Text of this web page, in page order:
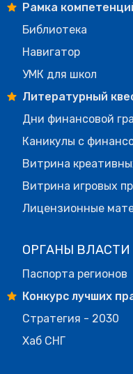
Рамка
Библиотека
Навигатор
УМК для школ
Литературный
Дни финансовой
Каникулы с
Витрина
Витрина игровых
Лицензионные
ОРГАНЫ ВЛАСТИ
Паспорта регионов
Конкурс лучших
Стратегия - 2030
Хаб СНГ